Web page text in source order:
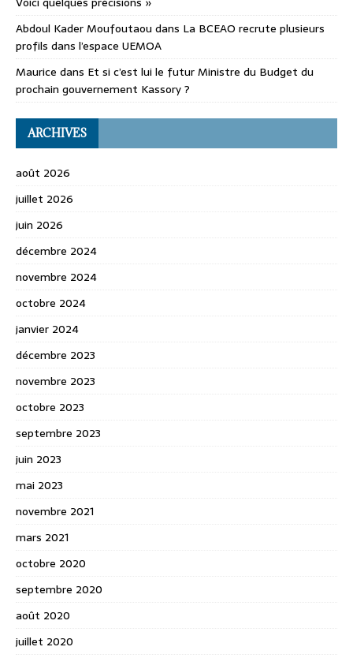
Abdoul Kader Moufoutaou dans La BCEAO recrute plusieurs
profils dans l’espace UEMOA
Maurice dans Et si c’est lui le futur Ministre du Budget du
prochain gouvernement Kassory ?
ARCHIVES
août 2026
juillet 2026
juin 2026
décembre 2024
novembre 2024
octobre 2024
janvier 2024
décembre 2023
novembre 2023
octobre 2023
septembre 2023
juin 2023
mai 2023
novembre 2021
mars 2021
octobre 2020
septembre 2020
août 2020
juillet 2020